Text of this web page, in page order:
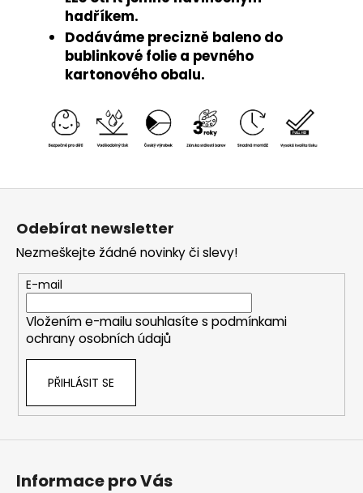
hadříkem.
Dodáváme precizně baleno do
bublinkové folie a pevného
kartonového obalu.
Z
Odebírat newsletter
Nezmeškejte žádné novinky či slevy!
E-mail
Vložením e-mailu souhlasíte s podmínkami
ochrany osobních údajů
PŘIHLÁSIT SE
Informace pro Vás